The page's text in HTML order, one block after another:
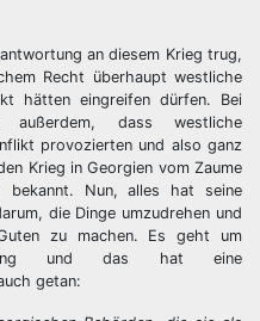
an diesem Krieg trug,
Recht überhaupt westliche
hätten eingreifen dürfen. Bei
dass westliche
provozierten und also ganz
Krieg in Georgien vom Zaume
Nun, alles hat seine
die Dinge umzudrehen und
zu machen. Es geht um
und das hat eine
getan: